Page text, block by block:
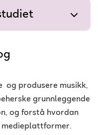
og produsere musikk,
grunnleggende
og forstå hvordan
medieplattformer.